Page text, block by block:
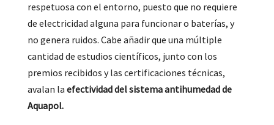
respetuosa con el entorno, puesto que no requiere
de electricidad alguna para funcionar o baterías, y
no genera ruidos. Cabe añadir que una múltiple
cantidad de estudios científicos, junto con los
premios recibidos y las certificaciones técnicas,
avalan la efectividad del sistema antihumedad de
Aquapol.